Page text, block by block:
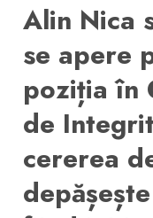
Alin Nica
se apere
poziția în
de
cererea